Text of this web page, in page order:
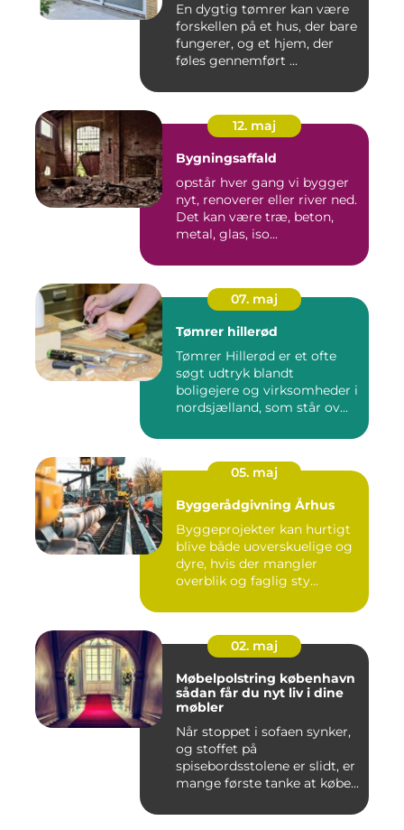
En dygtig tømrer kan være
forskellen på et hus, der bare
fungerer, og et hjem, der
føles gennemført ...
12. maj
Bygningsaffald
opstår hver gang vi bygger
nyt, renoverer eller river ned.
Det kan være træ, beton,
metal, glas, iso...
07. maj
Tømrer hillerød
Tømrer Hillerød er et ofte
søgt udtryk blandt
boligejere og virksomheder i
nordsjælland, som står ov...
05. maj
Byggerådgivning Århus
Byggeprojekter kan hurtigt
blive både uoverskuelige og
dyre, hvis der mangler
overblik og faglig sty...
02. maj
Møbelpolstring københavn
sådan får du nyt liv i dine
møbler
Når stoppet i sofaen synker,
og stoffet på
spisebordsstolene er slidt, er
mange første tanke at købe...